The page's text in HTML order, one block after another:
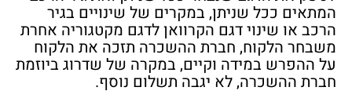
המתאים ככל שניתן, במקרים של שינויים בגיר
הרכב או שינוי דגם הקרוואן לדגם מקטגוריה אחרת
משבחר הלקוח, חברת ההשכרה תזכה את הלקוח
על ההפרש במידה וקיים, במקרה של שדרוג ביוזמת
חברת ההשכרה, לא יגבה תשלום נוסף.